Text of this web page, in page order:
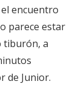
encuentro
parece estar
tiburón, a
de Junior.